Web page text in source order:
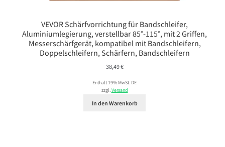
VEVOR Schärfvorrichtung für Bandschleifer,
Aluminiumlegierung, verstellbar 85°-115°, mit 2 Griffen,
Messerschärfgerät, kompatibel mit Bandschleifern,
Doppelschleifern, Schärfern, Bandschleifern
38,49€
Enthält 19% MwSt. DE
zzgl.Versand
In den Warenkorb